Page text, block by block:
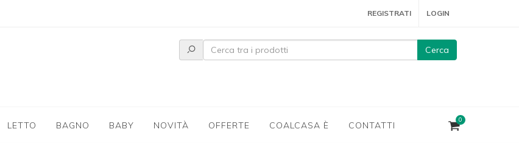
REGISTRATI LOGIN
Cerca
LETTO BAGNO BABY NOVITÀ OFFERTE COALCASA È CONTATTI
0